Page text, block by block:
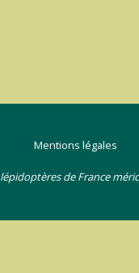
Mentions légales
de France